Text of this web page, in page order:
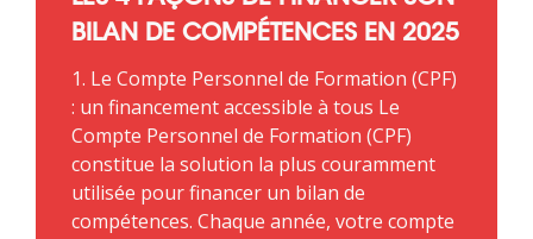
BILAN DE COMPÉTENCES EN 2025
1. Le Compte Personnel de Formation (CPF)
: un financement accessible à tous Le
Compte Personnel de Formation (CPF)
constitue la solution la plus couramment
utilisée pour financer un bilan de
compétences. Chaque année, votre compte